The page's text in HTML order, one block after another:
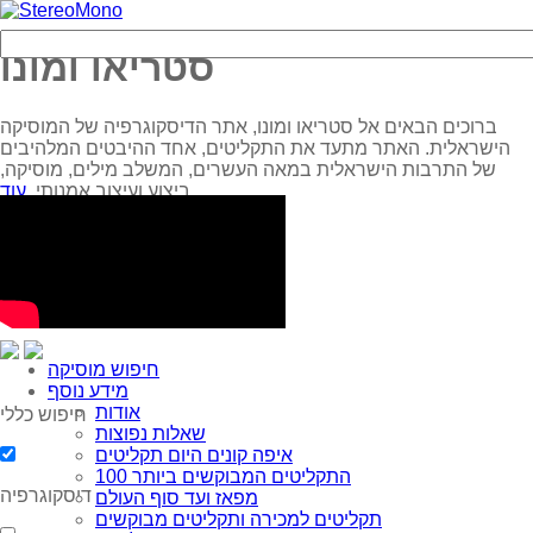
סטריאו ומונו
ברוכים הבאים אל סטריאו ומונו, אתר הדיסקוגרפיה של המוסיקה
הישראלית. האתר מתעד את התקליטים, אחד ההיבטים המלהיבים
של התרבות הישראלית במאה העשרים, המשלב מילים, מוסיקה,
ביצוע ועיצוב אמנותי.עוד...
חיפוש מוסיקה
מידע נוסף
אודות
שאלות נפוצות
איפה קונים היום תקליטים
100 התקליטים המבוקשים ביותר
מפאז ועד סוף העולם
תקליטים למכירה ותקליטים מבוקשים
חיפוש כללי
דיסקוגרפיה